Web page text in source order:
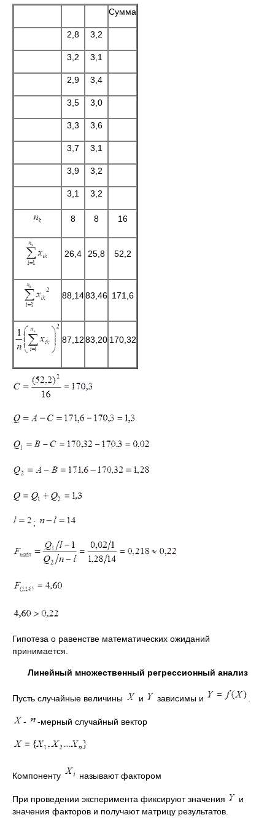
Сумма
2,8 3,2
3,2 3,1
2,9 3,4
3,5 3,0
3,3 3,6
3,7 3,1
3,9 3,2
3,1 3,2
8 8 16
26,4 25,8 52,2
88,1483,46 171,6
87,1283,20 170,32
;
Гипотеза о равенстве математических ожиданий
принимается.
Линейный множественный регрессионный анализ
Пусть случайные величины и зависимы и
- -мерный случайный вектор
Компоненту называют фактором
При проведении эксперимента фиксируют значения
и
значения факторов и получают матрицу результатов.